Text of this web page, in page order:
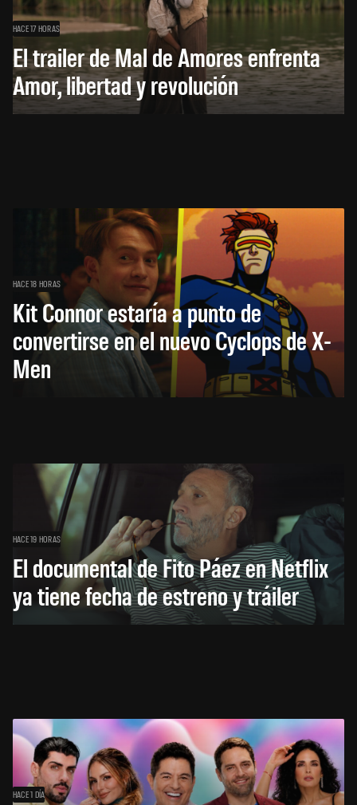
HACE 17 HORAS
El trailer de Mal de Amores enfrenta
Amor, libertad y revolución
HACE 18 HORAS
Kit Connor estaría a punto de
convertirse en el nuevo Cyclops de X-
Men
HACE 19 HORAS
El documental de Fito Páez en Netflix
ya tiene fecha de estreno y tráiler
HACE 1 DÍA